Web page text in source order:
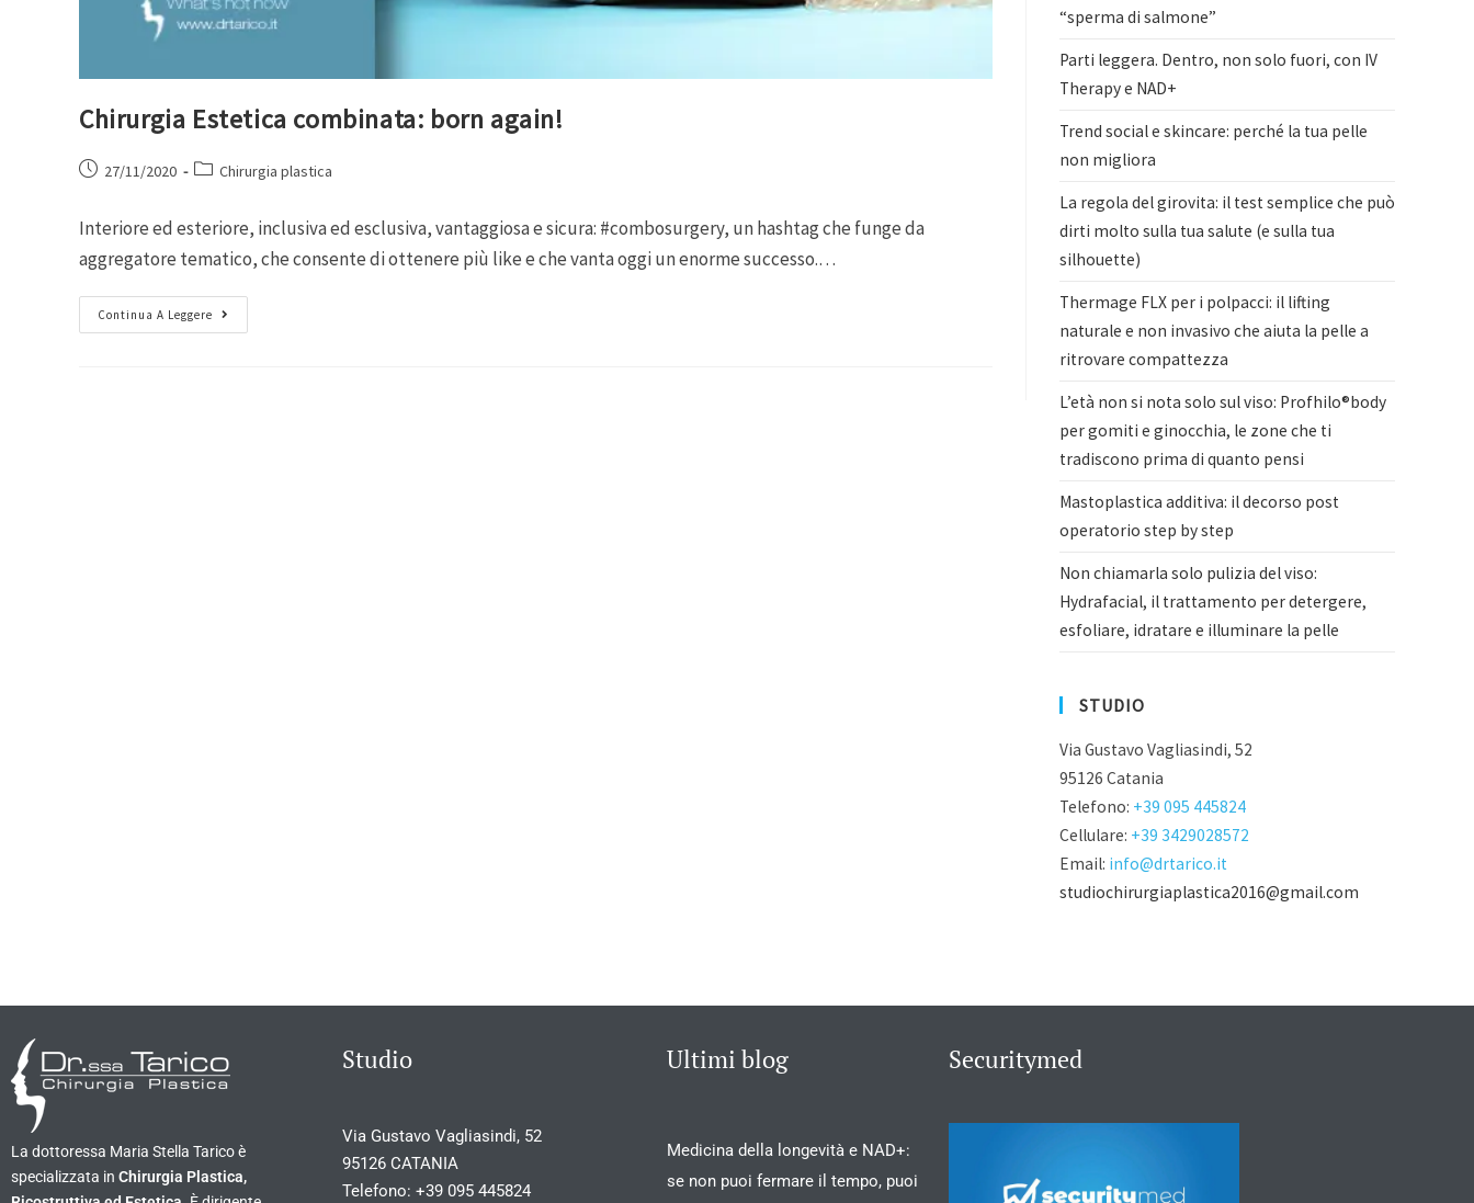
Chirurgia Estetica combinata: born again!
27/11/2020 Chirurgia plastica
Interiore ed esteriore, inclusiva ed esclusiva, vantaggiosa e sicura: #combosurgery, un hashtag che funge da
aggregatore tematico, che consente di ottenere più like e che vanta oggi un enorme successo.…
Continua A Leggere
“sperma di salmone”
Parti leggera. Dentro, non solo fuori, con IV
Therapy e NAD+
Trend social e skincare: perché la tua pelle
non migliora
La regola del girovita: il test semplice che può
dirti molto sulla tua salute (e sulla tua
silhouette)
Thermage FLX per i polpacci: il lifting
naturale e non invasivo che aiuta la pelle a
ritrovare compattezza
L’età non si nota solo sul viso: Profhilo®body
per gomiti e ginocchia, le zone che ti
tradiscono prima di quanto pensi
Mastoplastica additiva: il decorso post
operatorio step by step
Non chiamarla solo pulizia del viso:
Hydrafacial, il trattamento per detergere,
esfoliare, idratare e illuminare la pelle
STUDIO
Via Gustavo Vagliasindi, 52
95126 Catania
Telefono: +39 095 445824
Cellulare: +39 3429028572
Email: info@drtarico.it
studiochirurgiaplastica2016@gmail.com
La dottoressa Maria Stella Tarico è
specializzata in Chirurgia Plastica,
Studio
Via Gustavo Vagliasindi, 52
95126 CATANIA
Telefono:+39 095 445824
Ultimi blog
Medicina della longevità e NAD+:
se non puoi fermare il tempo, puoi
Securitymed